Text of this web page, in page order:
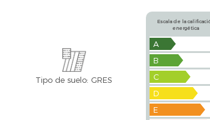
Tipo de suelo: GRES
Escala de la
energética
A
B
C
D
E